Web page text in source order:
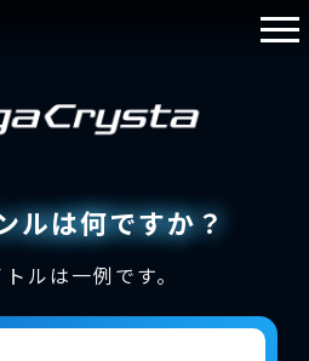
ルは何ですか？
ルは一例です。